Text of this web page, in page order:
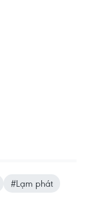
#Lạm phát